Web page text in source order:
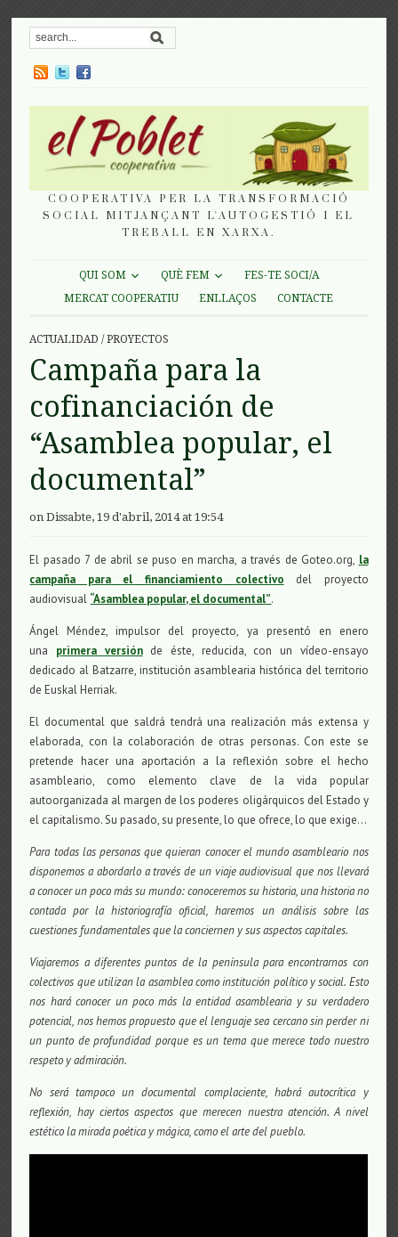
COOPERATIVA PER LA TRANSFORMACIÓ
SOCIAL MITJANÇANT L'AUTOGESTIÓ I EL
TREBALL EN XARXA.
QUI SOM QUÈ FEM
FES-TE SOCI/A
MERCAT COOPERATIU
ENLLAÇOS CONTACTE
ACTUALIDAD /PROYECTOS
Campaña para la
cofinanciación de
“Asamblea popular, el
documental”
on Dissabte, 19 d'abril, 2014 at 19:54
El pasado 7 de abril se puso en marcha, a través de Goteo.org, la
campaña para el financiamiento colectivo del proyecto
audiovisual “Asamblea popular, el documental”.
Ángel Méndez, impulsor del proyecto, ya presentó en enero
una primera versiónde éste, reducida, con un vídeo-ensayo
dedicado al Batzarre, institución asamblearia histórica del territorio
de Euskal Herriak.
El documental que saldrá tendrá una realización más extensa y
elaborada, con la colaboración de otras personas. Con este se
pretende hacer una aportación a la reflexión sobre el hecho
asambleario, como elemento clave de la vida popular
autoorganizada al margen de los poderes oligárquicos del Estado y
el capitalismo. Su pasado, su presente, lo que ofrece, lo que exige…
Para todas las personas que quieran conocer el mundo asambleario nos
disponemos a abordarlo a través de un viaje audiovisual que nos llevará
a conocer un poco más su mundo: conoceremos su historia, una historia no
contada por la historiografía oficial, haremos un análisis sobre las
cuestiones fundamentales que la conciernen y sus aspectos capitales.
Viajaremos a diferentes puntos de la península para encontrarnos con
colectivos que utilizan la asamblea como institución político y social. Esto
nos hará conocer un poco más la entidad asamblearia y su verdadero
potencial, nos hemos propuesto que el lenguaje sea cercano sin perder ni
un punto de profundidad porque es un tema que merece todo nuestro
respeto y admiración.
No será tampoco un documental complaciente, habrá autocrítica y
reflexión, hay ciertos aspectos que merecen nuestra atención. A nivel
estético la mirada poética y mágica, como el arte del pueblo.